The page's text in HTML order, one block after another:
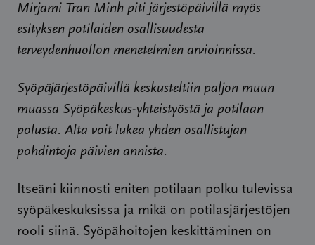
Mirjami Tran Minh piti järjestöpäivillä myös
esityksen potilaiden osallisuudesta
terveydenhuollon menetelmien arvioinnissa.
Syöpäjärjestöpäivillä keskusteltiin paljon muun
muassa Syöpäkeskus-yhteistyöstä ja potilaan
polusta. Alta voit lukea yhden osallistujan
pohdintoja päivien annista.
Itseäni kiinnosti eniten potilaan polku tulevissa
syöpäkeskuksissa ja mikä on potilasjärjestöjen
rooli siinä. Syöpähoitojen keskittäminen on